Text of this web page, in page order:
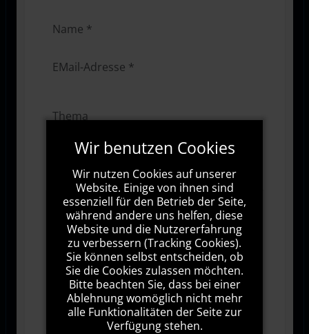
1000Zeichen übrig
Wir benutzen Cookies
Wir nutzen Cookies auf unserer
Website. Einige von ihnen sind
essenziell für den Betrieb der Seite,
während andere uns helfen, diese
Website und die Nutzererfahrung
zu verbessern (Tracking Cookies).
Sie können selbst entscheiden, ob
Sie die Cookies zulassen möchten.
Bitte beachten Sie, dass bei einer
Ablehnung womöglich nicht mehr
alle Funktionalitäten der Seite zur
Verfügung stehen.